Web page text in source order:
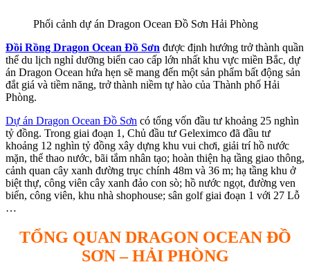
Phối cảnh dự án Dragon Ocean Đồ Sơn Hải Phòng
Đồi Rồng Dragon Ocean Đồ Sơn được định hướng trở thành quần
thể du lịch nghỉ dưỡng biển cao cấp lớn nhất khu vực miền Bắc, dự
án Dragon Ocean hứa hẹn sẽ mang đến một sản phẩm bất động sản
đắt giá và tiềm năng, trở thành niềm tự hào của Thành phố Hải
Phòng.
Dự án Dragon Ocean Đồ Sơn có tổng vốn đầu tư khoảng 25 nghìn
tỷ đồng. Trong giai đoạn 1, Chủ đầu tư Geleximco đã đầu tư
khoảng 12 nghìn tỷ đồng xây dựng khu vui chơi, giải trí hồ nước
mặn, thể thao nước, bãi tắm nhân tạo; hoàn thiện hạ tầng giao thông,
cảnh quan cây xanh đường trục chính 48m và 36 m; hạ tầng khu ở
biệt thự, công viên cây xanh đảo con sò; hồ nước ngọt, đường ven
biển, công viên, khu nhà shophouse; sân golf giai đoạn 1 với 27 Lỗ
…
TỔNG QUAN DRAGON OCEAN ĐỒ
SƠN – HẢI PHÒNG